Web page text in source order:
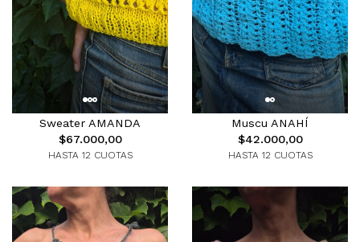
Sweater AMANDA
$67.000,00
HASTA 12 CUOTAS
Muscu ANAHÍ
$42.000,00
HASTA 12 CUOTAS